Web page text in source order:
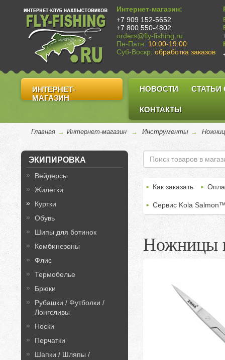
Интернет-магазин:
+7 909 152-5652
+7 800 550-4802
orders@fly-fishing.ru
Пн-Пятн: 10:00-19:00
Суб-Воскр: обработка заказов
ИНТЕРНЕТ-
МАГАЗИН
НОВОСТИ СТАТЬИ
КОНТАКТЫ
Главная → Интернет-магазин → Инструменты →
ЭКИПИРОВКА
Вейдерсы
Жилетки
Куртки
Обувь
Шипы для ботинок
Комбинезоны
Флис
Термобелье
Брюки
Рубашки / Футболки /
Лонгсливы
Носки
Перчатки
Шапки / Шляпы /
Как заказать
Сервис Kola
Ножницы